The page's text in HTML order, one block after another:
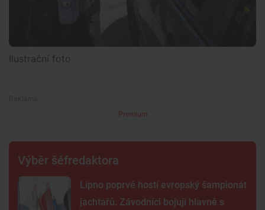
Ilustrační foto
Premium
Výběr šéfredaktora
Lipno poprvé hostí evropský šampionát
jachtařů. Závodníci bojují hlavně s